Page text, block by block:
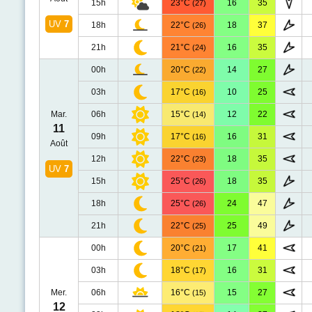
UV 7
15h 23°C (27) 16 35
18h 22°C (26) 18 37
21h 21°C (24) 16 35
Mar.
11
Août
UV 7
00h 20°C (22) 14 27
03h 17°C (16) 10 25
06h 15°C (14) 12 22
09h 17°C (16) 16 31
12h 22°C (23) 18 35
15h 25°C (26) 18 35
18h 25°C (26) 24 47
21h 22°C (25) 25 49
Mer.
12
00h 20°C (21) 17 41
03h 18°C (17) 16 31
06h 16°C (15) 15 27